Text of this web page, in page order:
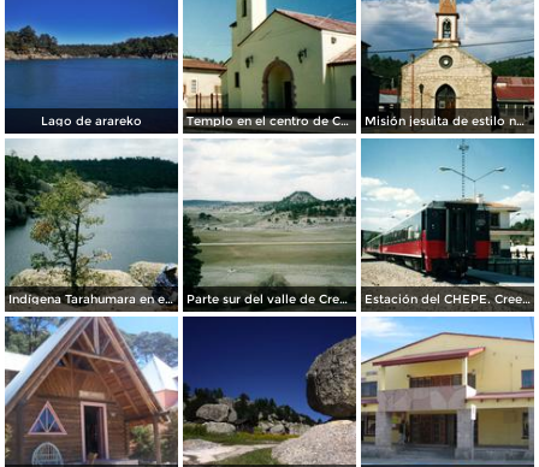
Lago de arareko Templo en el centro de Creel, Chihuahua. 2002 Misión jesuita de estilo neogótico. Creel, Chihuahua. 2002
Indígena Tarahumara en el Lago de Arareco, Chihuahua. 2002 Parte sur del valle de Creel, Chihuahua Estación del CHEPE. Creel, Chihuahua.